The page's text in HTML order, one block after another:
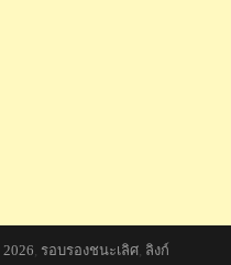
, รอบรองชนะเลิศ, ลิงก์